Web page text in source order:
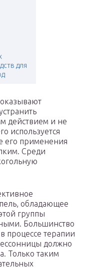
для
оказывают
действием и не
используется
его применения
Среди
обладающее
группы
Большинство
процессе терапии
должно
Только таким